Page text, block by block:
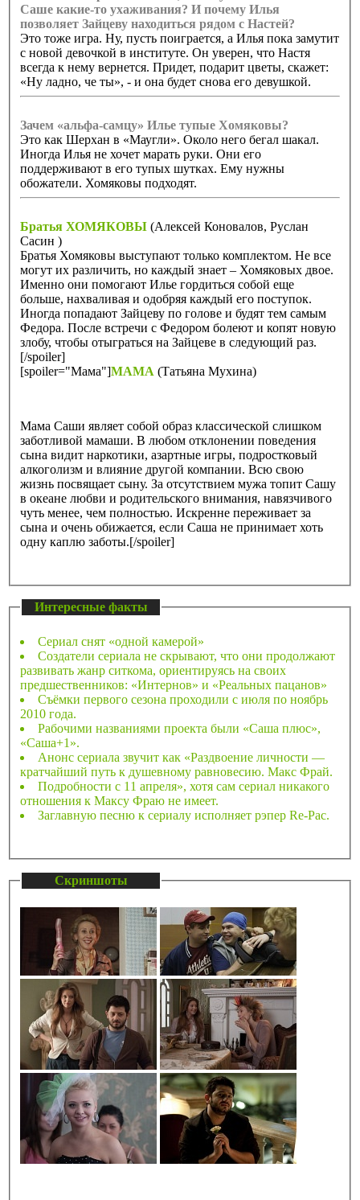
Саше какие-то ухаживания? И почему Илья
позволяет Зайцеву находиться рядом с Настей?
Это тоже игра. Ну, пусть поиграется, а Илья пока замутит
с новой девочкой в институте. Он уверен, что Настя
всегда к нему вернется. Придет, подарит цветы, скажет:
«Ну ладно, че ты», - и она будет снова его девушкой.
Зачем «альфа-самцу» Илье тупые Хомяковы?
Это как Шерхан в «Маугли». Около него бегал шакал.
Иногда Илья не хочет марать руки. Они его
поддерживают в его тупых шутках. Ему нужны
обожатели. Хомяковы подходят.
Братья ХОМЯКОВЫ (Алексей Коновалов, Руслан
Сасин )
Братья Хомяковы выступают только комплектом. Не все
могут их различить, но каждый знает – Хомяковых двое.
Именно они помогают Илье гордиться собой еще
больше, нахваливая и одобряя каждый его поступок.
Иногда попадают Зайцеву по голове и будят тем самым
Федора. После встречи с Федором болеют и копят новую
злобу, чтобы отыграться на Зайцеве в следующий раз.
[/spoiler]
[spoiler="Мама"]МАМА (Татьяна Мухина)
Мама Саши являет собой образ классической слишком
заботливой мамаши. В любом отклонении поведения
сына видит наркотики, азартные игры, подростковый
алкоголизм и влияние другой компании. Всю свою
жизнь посвящает сыну. За отсутствием мужа топит Сашу
в океане любви и родительского внимания, навязчивого
чуть менее, чем полностью. Искренне переживает за
сына и очень обижается, если Саша не принимает хоть
одну каплю заботы.[/spoiler]
Интересные факты
Сериал снят «одной камерой»
Создатели сериала не скрывают, что они продолжают
развивать жанр ситкома, ориентируясь на своих
предшественников: «Интернов» и «Реальных пацанов»
Съёмки первого сезона проходили с июля по ноябрь
2010 года.
Рабочими названиями проекта были «Саша плюс»,
«Саша+1».
Анонс сериала звучит как «Раздвоение личности —
кратчайший путь к душевному равновесию. Макс Фрай.
Подробности с 11 апреля», хотя сам сериал никакого
отношения к Максу Фраю не имеет.
Заглавную песню к сериалу исполняет рэпер Re-Pac.
Скриншоты